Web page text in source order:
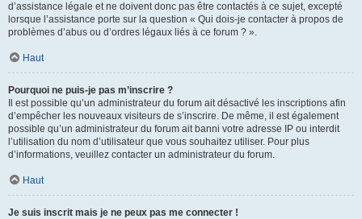
d’assistance légale et ne doivent donc pas être contactés à ce sujet, excepté
lorsque l’assistance porte sur la question « Qui dois-je contacter à propos de
problèmes d’abus ou d’ordres légaux liés à ce forum ? ».
Haut
Pourquoi ne puis-je pas m’inscrire ?
Il est possible qu’un administrateur du forum ait désactivé les inscriptions afin
d’empêcher les nouveaux visiteurs de s’inscrire. De même, il est également
possible qu’un administrateur du forum ait banni votre adresse IP ou interdit
l’utilisation du nom d’utilisateur que vous souhaitez utiliser. Pour plus
d’informations, veuillez contacter un administrateur du forum.
Haut
Je suis inscrit mais je ne peux pas me connecter !